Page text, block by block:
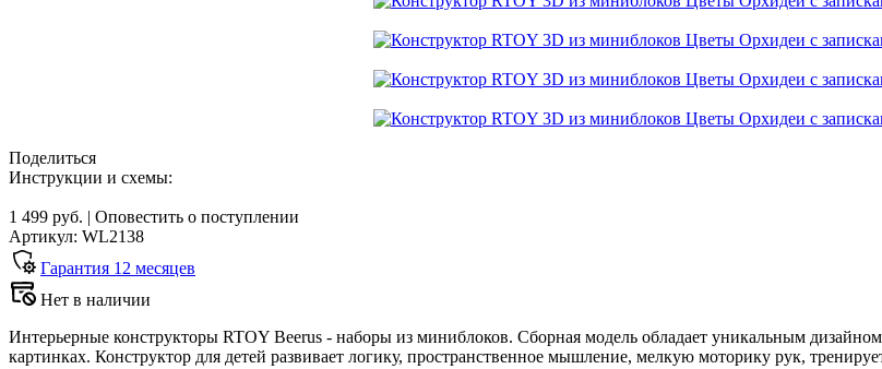
Поделиться
Инструкции и схемы:
1 499 руб. | Оповестить о поступлении
Артикул: WL2138
Гарантия 12 месяцев
Нет в наличии
Интерьерные конструкторы RTOY Beerus - наборы из миниблоков. Сборная модель обладает уникальным
картинках. Конструктор для детей развивает логику, пространственное мышление, мелкую моторику рук,